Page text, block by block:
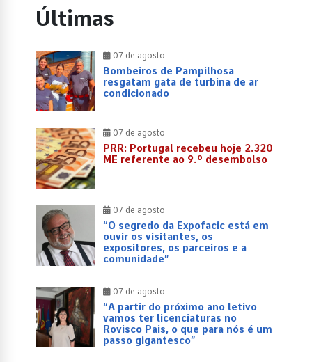
Últimas
07 de agosto
Bombeiros de Pampilhosa
resgatam gata de turbina de ar
condicionado
07 de agosto
PRR: Portugal recebeu hoje 2.320
ME referente ao 9.º desembolso
07 de agosto
“O segredo da Expofacic está em
ouvir os visitantes, os
expositores, os parceiros e a
comunidade”
07 de agosto
“A partir do próximo ano letivo
vamos ter licenciaturas no
Rovisco Pais, o que para nós é um
passo gigantesco”